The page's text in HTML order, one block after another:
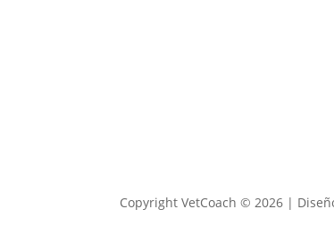
Copyright VetCoach © 2026 |